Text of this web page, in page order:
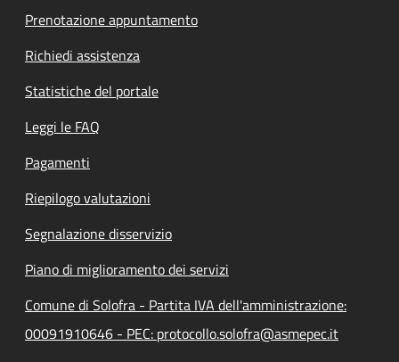
Prenotazione appuntamento
Richiedi assistenza
Statistiche del portale
Leggi le FAQ
Pagamenti
Riepilogo valutazioni
Segnalazione disservizio
Piano di miglioramento dei servizi
Comune di Solofra - Partita IVA dell'amministrazione:
00091910646 - PEC: protocollo.solofra@asmepec.it